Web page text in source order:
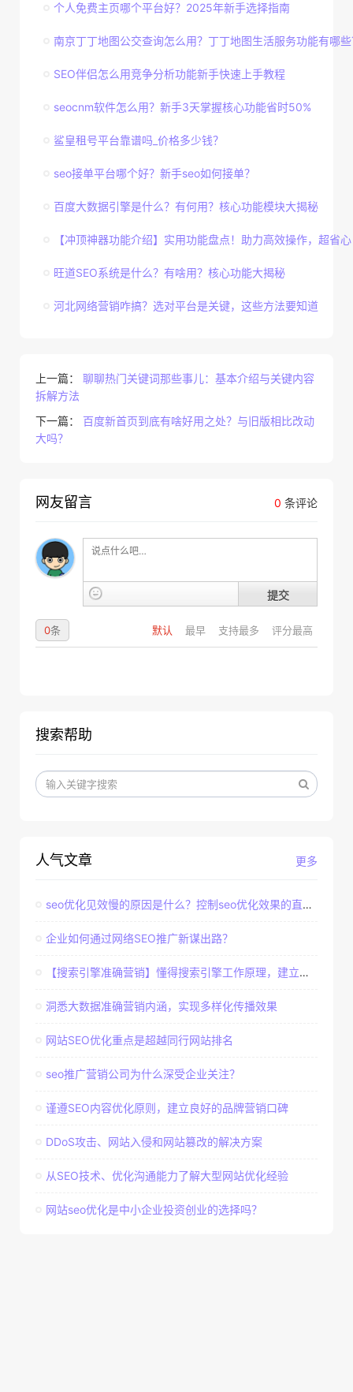
个人免费主页哪个平台好？2025年新手选择指南
南京丁丁地图公交查询怎么用？丁丁地图生活服务功能有哪
SEO伴侣怎么用竞争分析功能新手快速上手教程
seocnm软件怎么用？新手3天掌握核心功能省时50%
鲨皇租号平台靠谱吗_价格多少钱？
seo接单平台哪个好？新手seo如何接单？
百度大数据引擎是什么？有何用？核心功能模块大揭秘
【冲顶神器功能介绍】实用功能盘点！助力高效操作，超省心
旺道SEO系统是什么？有啥用？核心功能大揭秘
河北网络营销咋搞？选对平台是关键，这些方法要知道
上一篇： 聊聊热门关键词那些事儿：基本介绍与关键内容
拆解方法
下一篇： 百度新首页到底有啥好用之处？与旧版相比改动
大吗？
0 条评论
网友留言
提交
默认 最早 支持最多 评分最高
0条
搜索帮助
更多
人气文章
seo优化见效慢的原因是什么？控制seo优化效果的直接因素
企业如何通过网络SEO推广新谋出路？
【搜索引擎准确营销】懂得搜索引擎工作原理，建立准确客户群体
洞悉大数据准确营销内涵，实现多样化传播效果
网站SEO优化重点是超越同行网站排名
seo推广营销公司为什么深受企业关注？
谨遵SEO内容优化原则，建立良好的品牌营销口碑
DDoS攻击、网站入侵和网站篡改的解决方案
从SEO技术、优化沟通能力了解大型网站优化经验
网站seo优化是中小企业投资创业的选择吗？